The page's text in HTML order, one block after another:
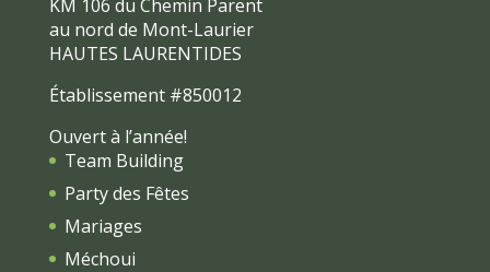
KM 106 du Chemin Parent
au nord de Mont-Laurier
HAUTES LAURENTIDES
Établissement #850012
Ouvert à l’année!
Team Building
Party des Fêtes
Mariages
Méchoui